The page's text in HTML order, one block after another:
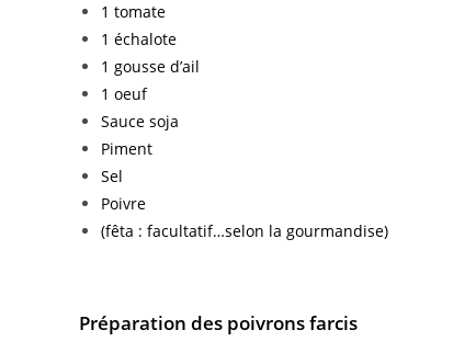
1 tomate
1 échalote
1 gousse d’ail
1 oeuf
Sauce soja
Piment
Sel
Poivre
(fêta : facultatif…selon la gourmandise)
Préparation des poivrons farcis